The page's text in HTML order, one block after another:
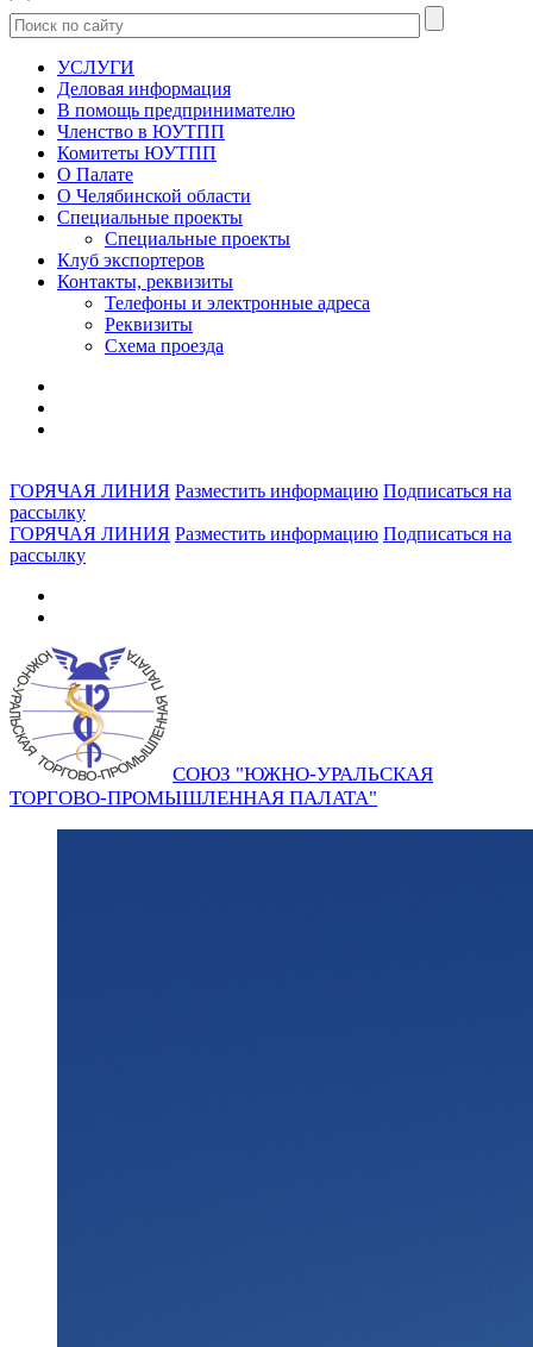
УСЛУГИ
Деловая информация
В помощь предпринимателю
Членство в ЮУТПП
Комитеты ЮУТПП
О Палате
О Челябинской области
Специальные проекты
Специальные проекты
Клуб экспортеров
Контакты, реквизиты
Телефоны и электронные адреса
Реквизиты
Схема проезда
ГОРЯЧАЯ ЛИНИЯ Разместить информацию Подписаться на
рассылку
ГОРЯЧАЯ ЛИНИЯ Разместить информацию Подписаться на
рассылку
СОЮЗ "ЮЖНО-УРАЛЬСКАЯ
ТОРГОВО-ПРОМЫШЛЕННАЯ ПАЛАТА"